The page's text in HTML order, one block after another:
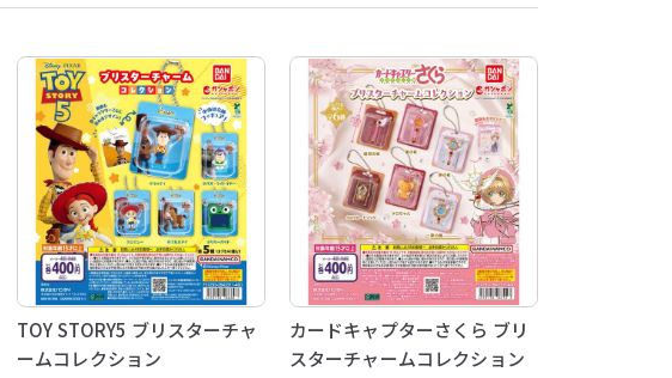
TOY STORY5 ブリスターチャ
ームコレクション
カードキャプターさくら ブリ
スターチャームコレクション